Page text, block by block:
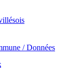
/ Données